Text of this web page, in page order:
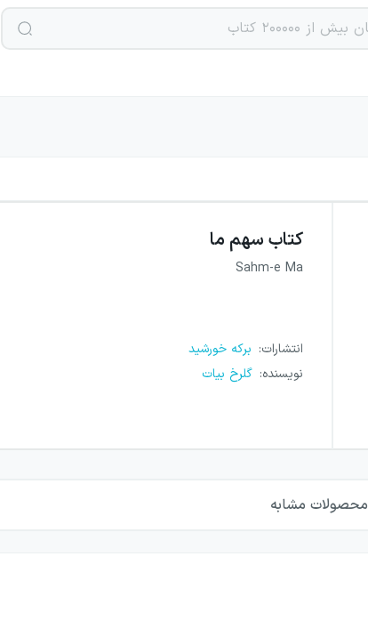
کتاب سهم ما
Sahm-e Ma
انتشارات: برکه خورشید
نویسنده: گلرخ بیات
محصولات مشابه